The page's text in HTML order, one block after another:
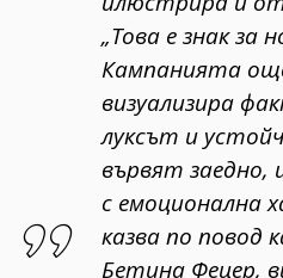
„Това е знак за
Кампанията
визуализира
луксът и
вървят заедно,
с емоционална
казва по повод
Бетина Фецер,